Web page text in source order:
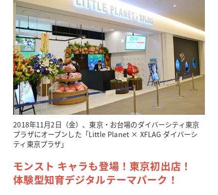
2018年11月2日（金）、東京・お台場のダイバーシティ東京
プラザにオープンした「Little Planet × XFLAG ダイバーシ
ティ東京プラザ」
モンスト キャラも登場！東京初出店！
体験型知育デジタルテーマパーク！